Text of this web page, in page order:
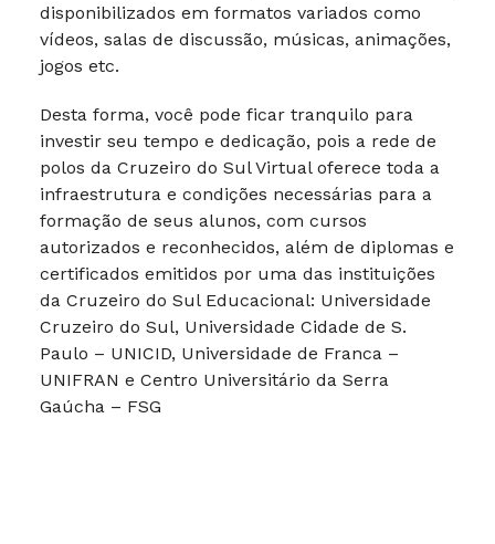
disponibilizados em formatos variados como
vídeos, salas de discussão, músicas, animações,
jogos etc.
Desta forma, você pode ficar tranquilo para
investir seu tempo e dedicação, pois a rede de
polos da Cruzeiro do Sul Virtual oferece toda a
infraestrutura e condições necessárias para a
formação de seus alunos, com cursos
autorizados e reconhecidos, além de diplomas e
certificados emitidos por uma das instituições
da Cruzeiro do Sul Educacional: Universidade
Cruzeiro do Sul, Universidade Cidade de S.
Paulo – UNICID, Universidade de Franca –
UNIFRAN e Centro Universitário da Serra
Gaúcha – FSG